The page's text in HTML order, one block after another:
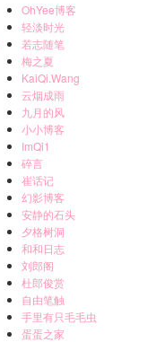
OhYee博客
轻淡时光
若志随笔
梅之夏
KaiQi.Wang
云烟成雨
九月的风
小小博客
ImQi1
碎言
崔话记
幻影博客
安静的石头
夕格树洞
和和日志
刘郎阁
杜郎俊赏
自由笔触
手里有只毛毛虫
蛋蛋之家